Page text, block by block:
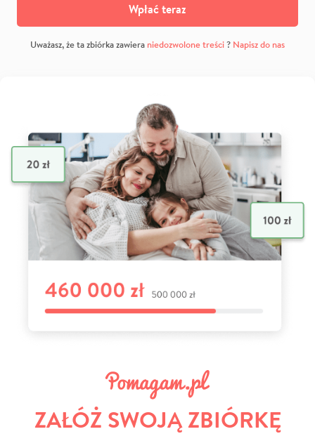
Wpłać teraz
Uważasz, że ta zbiórka zawiera niedozwolone treści? Napisz do nas
ZAŁÓŻ SWOJĄ ZBIÓRKĘ